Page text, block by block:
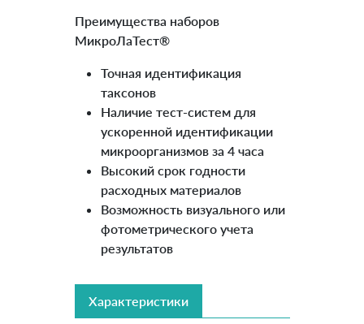
Преимущества наборов
МикроЛаТест®
Точная идентификация
таксонов
Наличие тест-систем для
ускоренной идентификации
микроорганизмов за 4 часа
Высокий срок годности
расходных материалов
Возможность визуального или
фотометрического учета
результатов
Характеристики